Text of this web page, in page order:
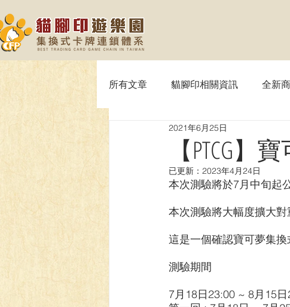
所有文章 貓腳印相關資訊 全新
【MTG】魔法風雲會
【SVE】闇影詩章 【WIXOSS
【VIVIDZ】Vividz
【PTCG
2021年6月25日
已更新： 2023年4月24日
本次測驗將於7月中旬起
本次測驗將大幅度擴大
這是一個確認寶可夢集
測驗期間
7月18日23:00 ~ 8月15